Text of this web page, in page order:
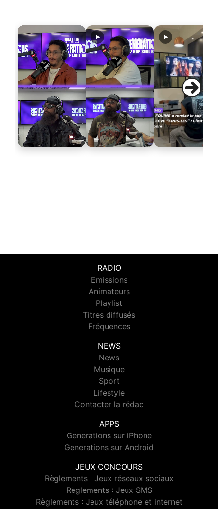
RADIO
Emissions
Animateurs
Playlist
Titres diffusés
Fréquences
NEWS
News
Musique
Sport
Lifestyle
Contacter la rédac
APPS
Generations sur iPhone
Generations sur Android
JEUX CONCOURS
Règlements : Jeux réseaux sociaux
Règlements : Jeux SMS
Règlements : Jeux téléphone et internet